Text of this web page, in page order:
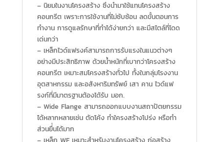
– นิยมในงานโครงสร้าง ซึงนำมาใช้แทนโครงสร้าง
คอนกรีต เพราะการใช้งานที่ไม่ซับซ้อน ลดขั้นตอนการ
ทำงาน การดูแลรักษาที่ทำได้ง่ายกว่า และมีสไตล์ที่โดด
เด่นกว่า
– เหล็กไวด์แฟรงค์สามารถการรับแรงในแนวต่างๆ
อย่างมีประสิทธิภาพ ด้วยน้ำหนักที่เบากว่าโครงสร้าง
คอนกรีต เหมาะสมโครงสร้างทั่วไป ทั้งในกลุ่มโรงงาน
อุตสาหกรรม และอสังหาริมทรัพย์ เสา คาน ไวด์แฟ
รงก์ที่มีมาตรฐานต้องได้รับ มอก.
– Wide Flange สามารถออกแบบงานสถาปัตยกรรม
ได้หลากหลายเช่น ตัดโค้ง ทำใครงสร้างโปร่ง หรือทำ
ส่วนยื่่นได้มาก